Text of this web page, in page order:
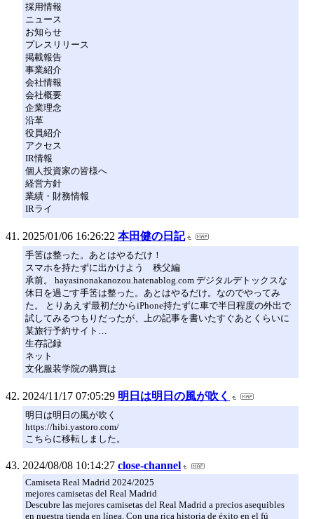
採用情報
ニュース
お知らせ
プレスリリース
掲載報告
事業紹介
会社情報
会社概要
企業理念
沿革
役員紹介
アクセス
IR情報
個人投資家の皆様へ
経営方針
業績・財務情報
IRライ
2025/01/06 16:26:22 本田健の日記
手筈は整った。あとはやるだけ！
スマホを持たずに出かけよう 秩父編
承前。 hayasinonakanozou.hatenablog.com デジタルデトックスな
休日を過ごす手筈は整った。あとはやるだけ。なのでやってみ
た。 とりあえず最初だからiPhone持たずに車で半日程度の外出で
試してみるつもりだったが、上の記事を書いたすぐあとくらいに
某旅行予約サイト…
生存記録
ネット
文化服装学院の購買は
2024/11/17 07:05:29 明日は明日の風が吹く
明日は明日の風が吹く
https://hibi.yastoro.com/
こちらに移転しました。
2024/08/08 10:14:27 close-channel
Camiseta Real Madrid 2024/2025
mejores camisetas del Real Madrid
Descubre las mejores camisetas del Real Madrid a precios asequibles
en nuestra tienda en línea. Con una rica historia de éxito en el fú